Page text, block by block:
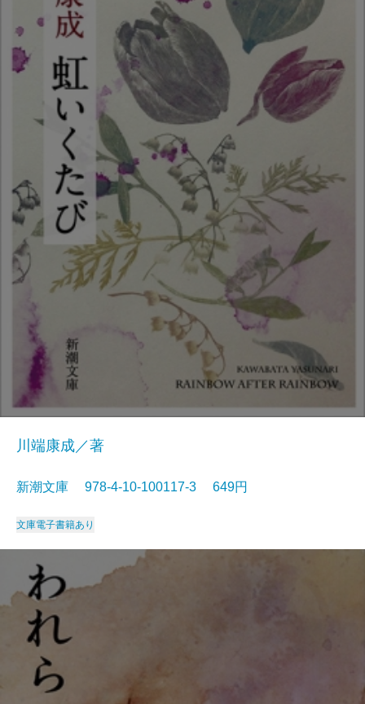
川端康成／著
新潮文庫 978-4-10-100117-3 649円
文庫電子書籍あり